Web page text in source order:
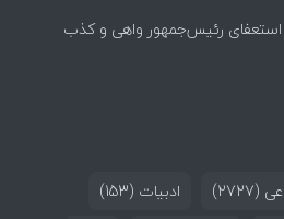
استعفای رئیس‌جمهور واهی و کذب
(2727) ادبیات (153)